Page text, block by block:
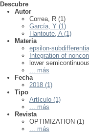
Descubre
Autor
Correa, R (1)
García, Y (1)
Hantoute, A (1)
Materia
epsilon-
Integration of
lower
... más
Fecha
2018 (1)
Tipo
Artículo (1)
... más
Revista
OPTIMIZATION (1)
... más